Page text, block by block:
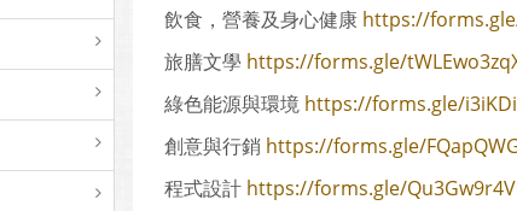
飲食，營養及身心健康 https://
旅膳文學 https://forms.gle/
綠色能源與環境 https://forms.gle/
創意與行銷https://forms.gle/
程式設計 https://forms.gle/